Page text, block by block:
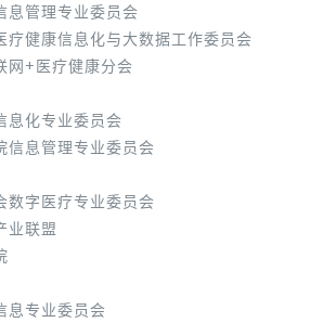
息管理专业委员会
疗健康信息化与大数据工作委员会
网+医疗健康分会
息化专业委员会
信息管理专业委员会
数字医疗专业委员会
业联盟
息专业委员会